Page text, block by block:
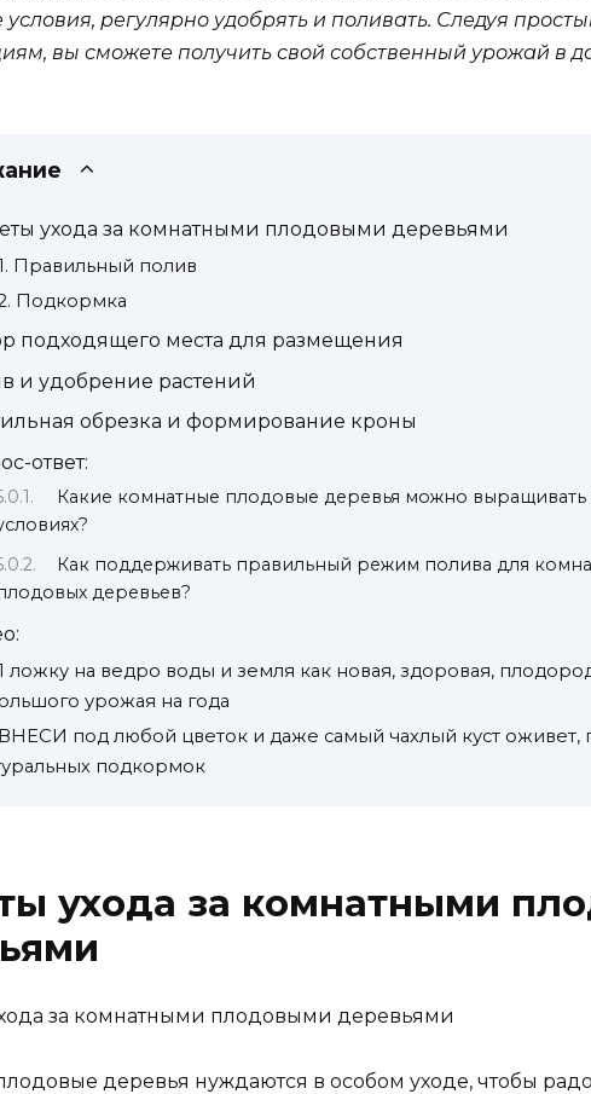
регулярно удобрять и поливать. Следуя
вы сможете получить свой собственный урожай в
ухода за комнатными плодовыми деревьями
Правильный полив
Подкормка
подходящего места для размещения
и удобрение растений
обрезка и формирование кроны
ответ:
Какие комнатные плодовые деревья можно
Как поддерживать правильный режим полива для
деревьев?
ложку на ведро воды и земля как новая, здоровая,
урожая на года
ВНЕСИ под любой цветок и даже самый чахлый куст оживет,
подкормок
ухода за комнатными
деревья нуждаются в особом уходе, чтобы